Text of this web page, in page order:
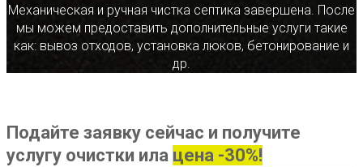
Механическая и ручная чистка септика завершена. После
мы можем предоставить дополнительные услуги такие
как: вывоз отходов, установка люков, бетонирование и
др.
Подайте заявку сейчас и получите
услугу очистки ила цена -30%!